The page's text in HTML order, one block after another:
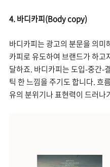
4. 바디카피(Body copy)
바디카피는 광고의 분문을 의미
카피로 유도하여 브랜드가 하고
달하죠. 바디카피는 도입-중간-
틱 한 느낌을 주기도 합니다. 흐
유의 분위기나 표현력이 드러나